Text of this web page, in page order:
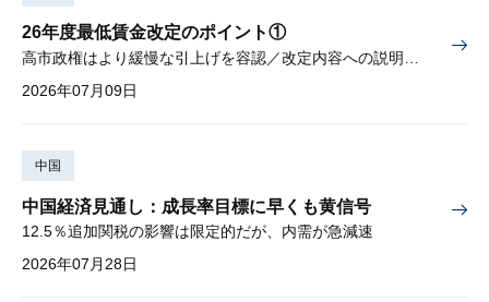
26年度最低賃金改定のポイント①
2026年07月09日
中国
中国経済見通し：成長率目標に早くも黄信号
12.5％追加関税の影響は限定的だが、内需が急減速
2026年07月28日